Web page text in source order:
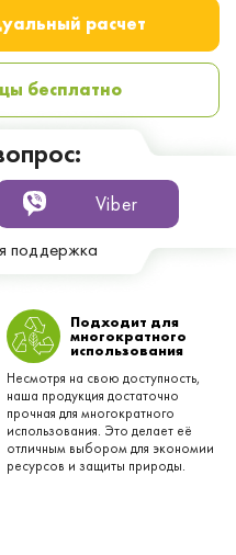
расчет
бесплатно
Viber
поддержка
Подходит для
многократного
использования
Несмотря на свою доступность,
наша продукция достаточно
прочная для многократного
использования. Это делает её
отличным выбором для экономии
ресурсов и защиты природы.